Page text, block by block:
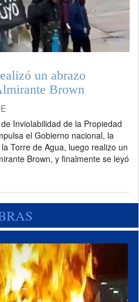
un abrazo
Brown
Inviolabilidad de la Propiedad
el Gobierno nacional, la
Torre de Agua, luego realizo un
Brown, y finalmente se leyó